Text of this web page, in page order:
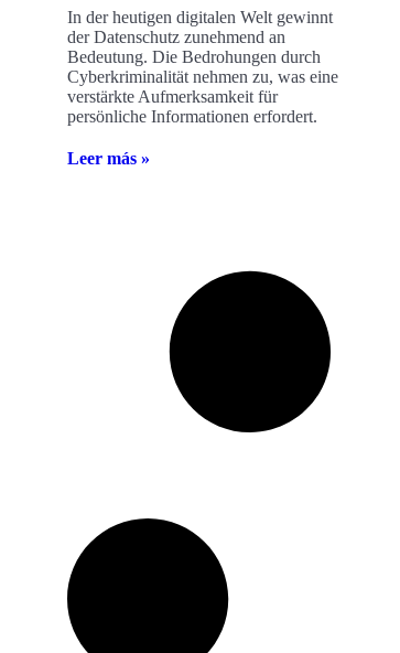
In der heutigen digitalen Welt gewinnt
der Datenschutz zunehmend an
Bedeutung. Die Bedrohungen durch
Cyberkriminalität nehmen zu, was eine
verstärkte Aufmerksamkeit für
persönliche Informationen erfordert.
Leer más »